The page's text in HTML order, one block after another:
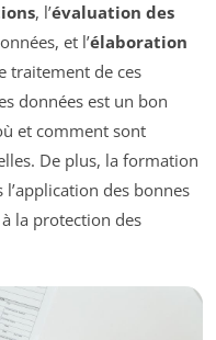
, l’évaluation des
et l’élaboration
traitement de ces
données est un bon
et comment sont
De plus, la formation
des bonnes
la protection des